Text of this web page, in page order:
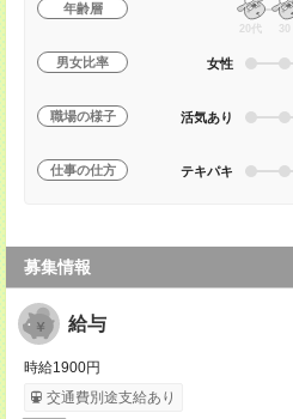
年齢層
20代 30
男女比率 女性
職場の様子 活気あり
仕事の仕方 テキパキ
募集情報
給与
時給1900円
交通費別途支給あり